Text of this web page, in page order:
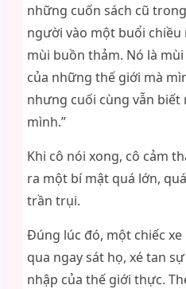
những cuốn sách cũ
người vào một buổi chiều
mùi buồn thảm. Nó là
của những thế giới mà
nhưng cuối cùng vẫn
mình.”
Khi cô nói xong, cô cảm
ra một bí mật quá lớn,
trần trụi.
Đúng lúc đó, một chiếc
qua ngay sát họ, xé tan
nhập của thế giới thực.